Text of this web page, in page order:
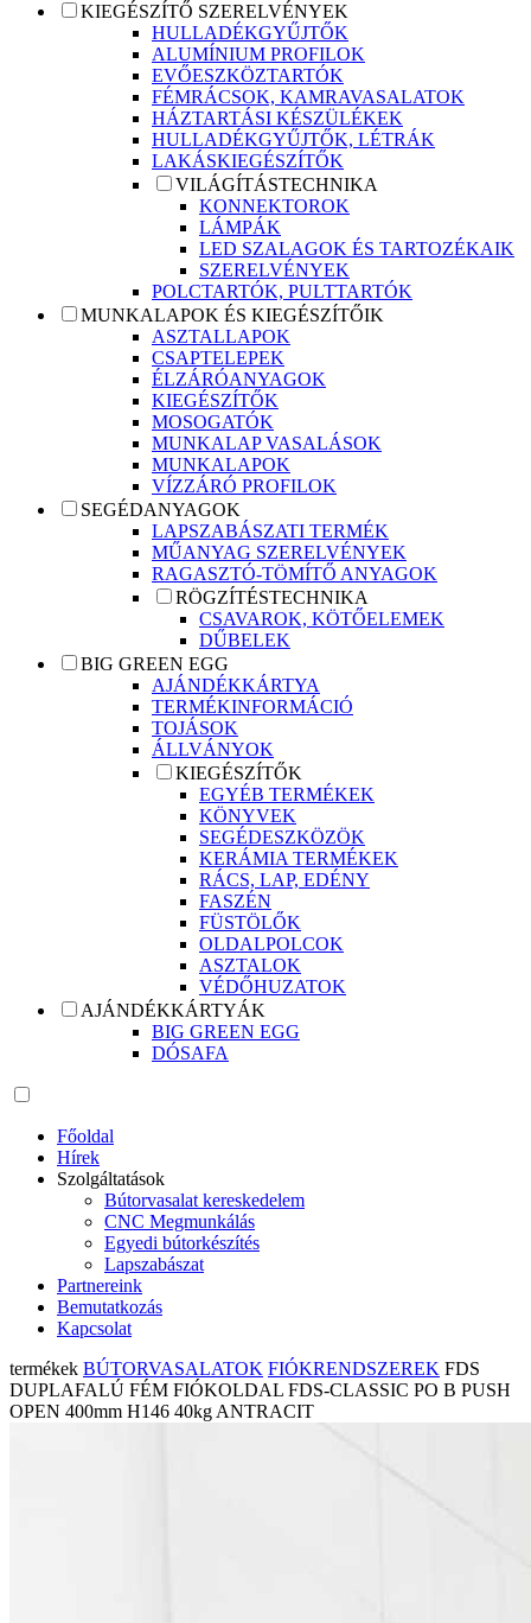
KIEGÉSZÍTŐ SZERELVÉNYEK
HULLADÉKGYŰJTŐK
ALUMÍNIUM PROFILOK
EVŐESZKÖZTARTÓK
FÉMRÁCSOK, KAMRAVASALATOK
HÁZTARTÁSI KÉSZÜLÉKEK
HULLADÉKGYŰJTŐK, LÉTRÁK
LAKÁSKIEGÉSZÍTŐK
VILÁGÍTÁSTECHNIKA
KONNEKTOROK
LÁMPÁK
LED SZALAGOK ÉS TARTOZÉKAIK
SZERELVÉNYEK
POLCTARTÓK, PULTTARTÓK
MUNKALAPOK ÉS KIEGÉSZÍTŐIK
ASZTALLAPOK
CSAPTELEPEK
ÉLZÁRÓANYAGOK
KIEGÉSZÍTŐK
MOSOGATÓK
MUNKALAP VASALÁSOK
MUNKALAPOK
VÍZZÁRÓ PROFILOK
SEGÉDANYAGOK
LAPSZABÁSZATI TERMÉK
MŰANYAG SZERELVÉNYEK
RAGASZTÓ-TÖMÍTŐ ANYAGOK
RÖGZÍTÉSTECHNIKA
CSAVAROK, KÖTŐELEMEK
DŰBELEK
BIG GREEN EGG
AJÁNDÉKKÁRTYA
TERMÉKINFORMÁCIÓ
TOJÁSOK
ÁLLVÁNYOK
KIEGÉSZÍTŐK
EGYÉB TERMÉKEK
KÖNYVEK
SEGÉDESZKÖZÖK
KERÁMIA TERMÉKEK
RÁCS, LAP, EDÉNY
FASZÉN
FÜSTÖLŐK
OLDALPOLCOK
ASZTALOK
VÉDŐHUZATOK
AJÁNDÉKKÁRTYÁK
BIG GREEN EGG
DÓSAFA
Főoldal
Hírek
Szolgáltatások
Bútorvasalat kereskedelem
CNC Megmunkálás
Egyedi bútorkészítés
Lapszabászat
Partnereink
Bemutatkozás
Kapcsolat
termékek BÚTORVASALATOK FIÓKRENDSZEREK FDS
DUPLAFALÚ FÉM FIÓKOLDAL FDS-CLASSIC PO B PUSH
OPEN 400mm H146 40kg ANTRACIT